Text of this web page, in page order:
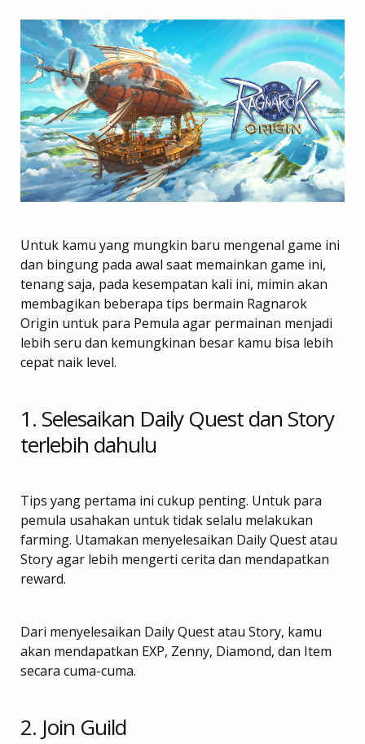
Untuk kamu yang mungkin baru mengenal game ini
dan bingung pada awal saat memainkan game ini,
tenang saja, pada kesempatan kali ini, mimin akan
membagikan beberapa tips bermain Ragnarok
Origin untuk para Pemula agar permainan menjadi
lebih seru dan kemungkinan besar kamu bisa lebih
cepat naik level.
1. Selesaikan Daily Quest dan Story
terlebih dahulu
Tips yang pertama ini cukup penting. Untuk para
pemula usahakan untuk tidak selalu melakukan
farming. Utamakan menyelesaikan Daily Quest atau
Story agar lebih mengerti cerita dan mendapatkan
reward.
Dari menyelesaikan Daily Quest atau Story, kamu
akan mendapatkan EXP, Zenny, Diamond, dan Item
secara cuma-cuma.
2. Join Guild